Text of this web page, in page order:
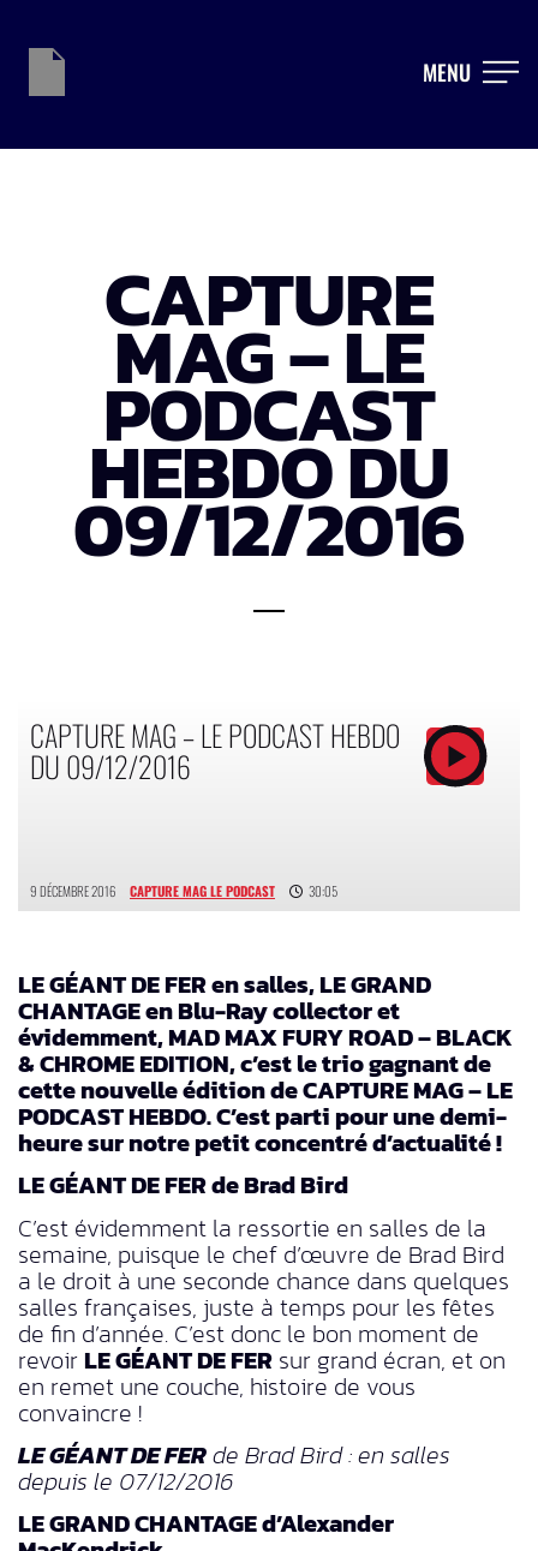
MENU
CAPTURE
MAG – LE
PODCAST
HEBDO DU
09/12/2016
CAPTURE MAG – LE PODCAST HEBDO
DU 09/12/2016
9 DÉCEMBRE 2016 CAPTURE MAG LE PODCAST 30:05
LE GÉANT DE FER en salles, LE GRAND
CHANTAGE en Blu-Ray collector et
évidemment, MAD MAX FURY ROAD – BLACK
& CHROME EDITION, c’est le trio gagnant de
cette nouvelle édition de CAPTURE MAG – LE
PODCAST HEBDO. C’est parti pour une demi-
heure sur notre petit concentré d’actualité !
LE GÉANT DE FER de Brad Bird
C’est évidemment la ressortie en salles de la
semaine, puisque le chef d’œuvre de Brad Bird
a le droit à une seconde chance dans quelques
salles françaises, juste à temps pour les fêtes
de fin d’année. C’est donc le bon moment de
revoirLE GÉANT DE FER sur grand écran, et on
en remet une couche, histoire de vous
convaincre !
LE GÉANT DE FERde Brad Bird : en salles
depuis le 07/12/2016
LE GRAND CHANTAGE d’Alexander